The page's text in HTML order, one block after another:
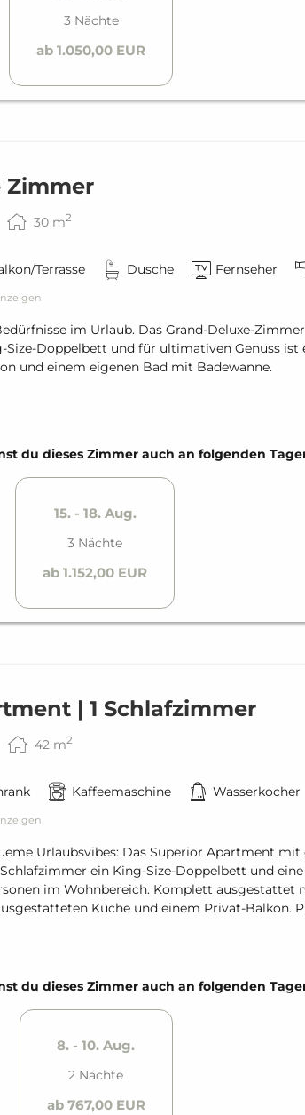
3 Nächte
ab 1.050,00 EUR
Zimmer
30 m2
Terrasse Dusche Fernseher
im Urlaub. Das Grand-Deluxe-
Size-Doppelbett und für ultimativen Genuss ist
und einem eigenen Bad mit Badewanne.
du dieses Zimmer auch an folgenden
15. - 18. Aug.
3 Nächte
ab 1.152,00 EUR
| 1 Schlafzimmer
42 m2
Kaffeemaschine Wasserkocher
Urlaubsvibes: Das Superior Apartment mit
ein King-Size-Doppelbett und
im Wohnbereich. Komplett ausgestattet
Küche und einem Privat-Balkon.
du dieses Zimmer auch an folgenden
8. - 10. Aug.
2 Nächte
ab 767,00 EUR